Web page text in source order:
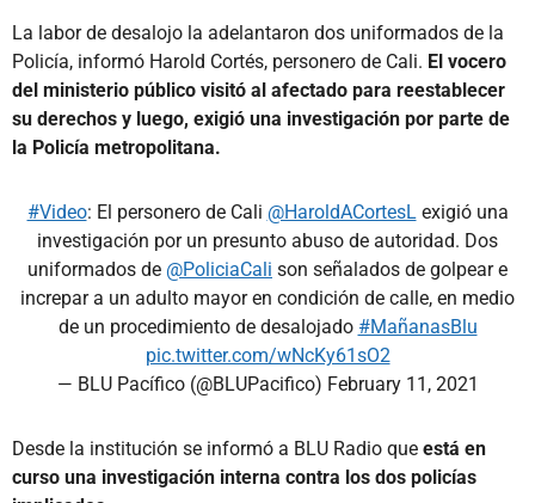
La labor de desalojo la adelantaron dos uniformados de la
Policía, informó Harold Cortés, personero de Cali. El vocero
del ministerio público visitó al afectado para reestablecer
su derechos y luego, exigió una investigación por parte de
la Policía metropolitana.
#Video: El personero de Cali @HaroldACortesL exigió una
investigación por un presunto abuso de autoridad. Dos
uniformados de @PoliciaCali son señalados de golpear e
increpar a un adulto mayor en condición de calle, en medio
de un procedimiento de desalojado #MañanasBlu
pic.twitter.com/wNcKy61sO2
— BLU Pacífico (@BLUPacifico) February 11, 2021
Desde la institución se informó a BLU Radio que está en
curso una investigación interna contra los dos policías